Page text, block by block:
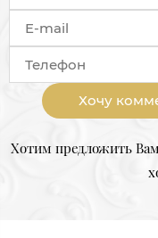
Хочу
Хотим предложить